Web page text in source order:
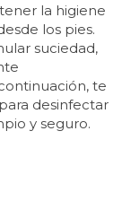
la higiene
los pies.
suciedad,
te
desinfectar
y seguro.